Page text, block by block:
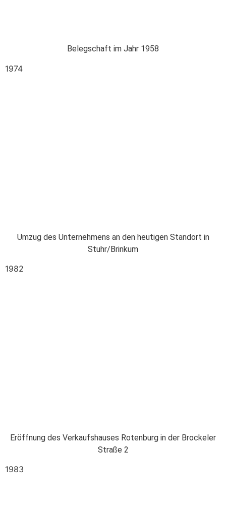
Belegschaft im Jahr 1958
1974
Umzug des Unternehmens an den heutigen Standort in
Stuhr/Brinkum
1982
Eröffnung des Verkaufshauses Rotenburg in der Brockeler
Straße 2
1983